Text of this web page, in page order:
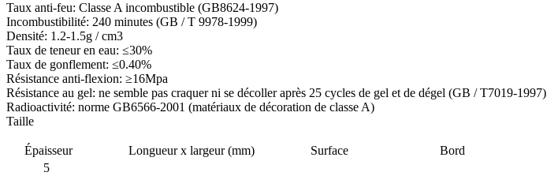
Taux anti-feu: Classe A incombustible (GB8624-1997)
Incombustibilité: 240 minutes (GB / T 9978-1999)
Densité: 1.2-1.5g / cm3
Taux de teneur en eau: ≤30%
Taux de gonflement: ≤0.40%
Résistance anti-flexion: ≥16Mpa
Résistance au gel: ne semble pas craquer ni se décoller après 25 cycles de gel et de dégel (GB / T7019-1997)
Radioactivité: norme GB6566-2001 (matériaux de décoration de classe A)
Taille
Épaisseur Longueur x largeur (mm) Surface
Bord
5